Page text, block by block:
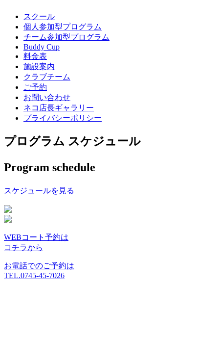
スクール
個人参加型プログラム
チーム参加型プログラム
Buddy Cup
料金表
施設案内
クラブチーム
ご予約
お問い合わせ
ネコ店長ギャラリー
プライバシーポリシー
プログラム スケジュール
Program schedule
スケジュールを見る
WEBコート予約は
コチラから
お電話でのご予約は
TEL.0745-45-7026